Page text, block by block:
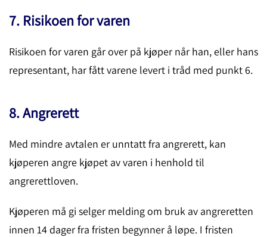
7. Risikoen for varen
Risikoen for varen går over på kjøper når han, eller hans
representant, har fått varene levert i tråd med punkt 6.
8. Angrerett
Med mindre avtalen er unntatt fra angrerett, kan
kjøperen angre kjøpet av varen i henhold til
angrerettloven.
Kjøperen må gi selger melding om bruk av angreretten
innen 14 dager fra fristen begynner å løpe. I fristen